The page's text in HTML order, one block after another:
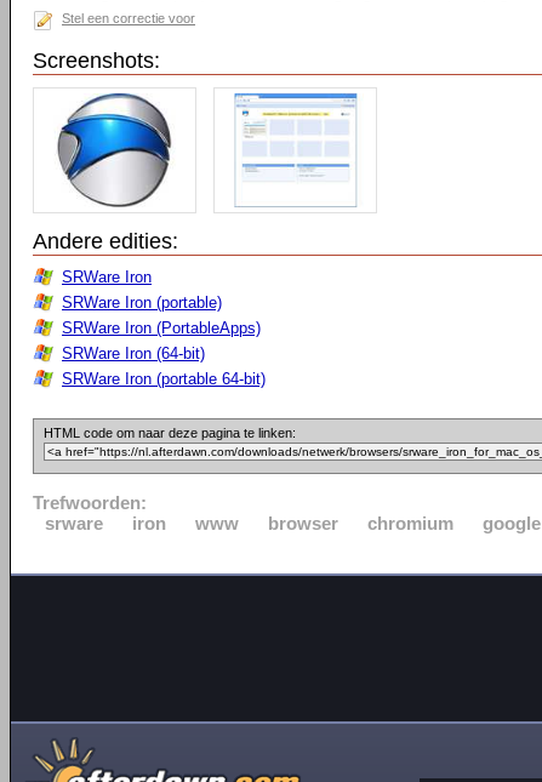
Stel een correctie voor
Screenshots:
Andere edities:
SRWare Iron
SRWare Iron (portable)
SRWare Iron (PortableApps)
SRWare Iron (64-bit)
SRWare Iron (portable 64-bit)
HTML code om naar deze pagina te linken:
Trefwoorden:
srware
iron www browser chromium google